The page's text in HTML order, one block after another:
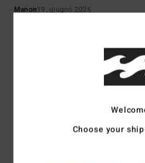
Manon19. giugno 2026
La qualità è ottima, la vestibilità è
Rapporto qualità-prezzo : 5
Consiglio questo prodotto
5/
Choose your